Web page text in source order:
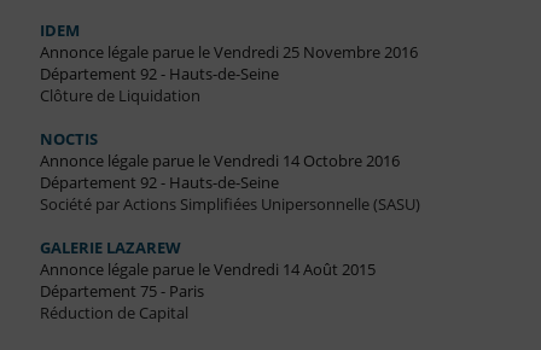
IDEM
Annonce légale parue le Vendredi 25 Novembre 2016
Département 92 - Hauts-de-Seine
Clôture de Liquidation
NOCTIS
Annonce légale parue le Vendredi 14 Octobre 2016
Département 92 - Hauts-de-Seine
Société par Actions Simplifiées Unipersonnelle (SASU)
GALERIE LAZAREW
Annonce légale parue le Vendredi 14 Août 2015
Département 75 - Paris
Réduction de Capital